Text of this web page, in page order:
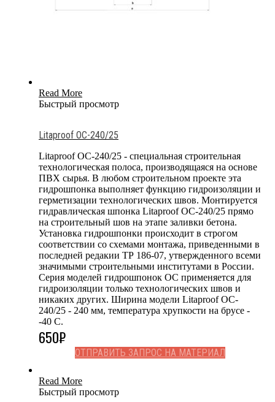
Read More
Быстрый просмотр
Litaproof OC-240/25
Litaproof OC-240/25 - специальная строительная
технологическая полоса, производящаяся на основе
ПВХ сырья. В любом строительном проекте эта
гидрошпонка выполняет функцию гидроизоляции и
герметизации технологических швов. Монтируется
гидравлическая шпонка Litaproof OC-240/25 прямо
на строительный шов на этапе заливки бетона.
Установка гидрошпонки происходит в строгом
соответствии со схемами монтажа, приведенными в
последней редакии ТР 186-07, утвержденного всеми
значимыми строительными институтами в России.
Серия моделей гидрошпонок OC применяется для
гидроизоляции только технологических швов и
никаких других. Ширина модели Litaproof OC-
240/25 - 240 мм, температура хрупкости на брусе -
-40 С.
650₽
ОТПРАВИТЬ ЗАПРОС НА МАТЕРИАЛ
Read More
Быстрый просмотр